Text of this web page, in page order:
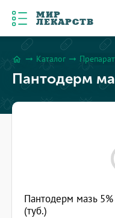
МИР
ЛЕКАРСТВ
home arrow_right_alt Каталог arrow_right_alt
Пантодерм
Пантодерм мазь 5%
(туб.)